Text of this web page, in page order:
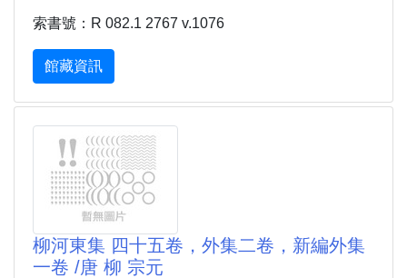
索書號：R 082.1 2767 v.1076
館藏資訊
柳河東集 四十五卷，外集二卷，新編外集
一卷 /唐 柳 宗元